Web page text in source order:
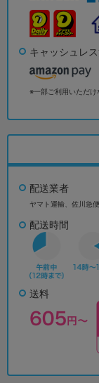
キャッシュレ
※一部ご利用いただけ
配送業者
ヤマト運輸、佐川急便
配送時間
送料